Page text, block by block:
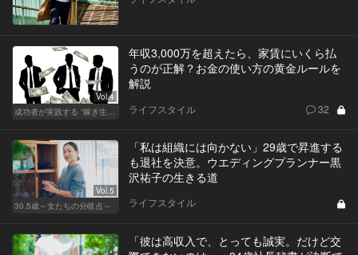
Vol.4
成功者が実践する “稼ぎ生活”
年収3,000万を超えたら、家賃にいくら払
うのが正解？お金の使い方の黄金ルールを
解説
ライフスタイル 32
Vol.5
30.5歳～女たちの分岐点～
「私は組織には向かない」29歳で昇進する
も退社を決意。ウエディングプランナー黒
沢祐子の生きる道
ライフスタイル
「彼は高収入で、とっても誠実。だけど交